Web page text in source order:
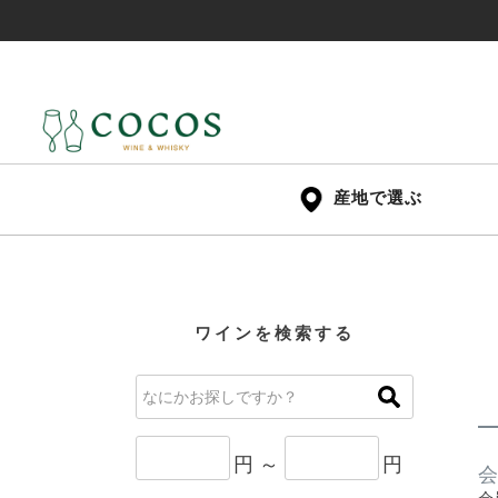
産地で選ぶ
ワインを検索する
円 ～ 円